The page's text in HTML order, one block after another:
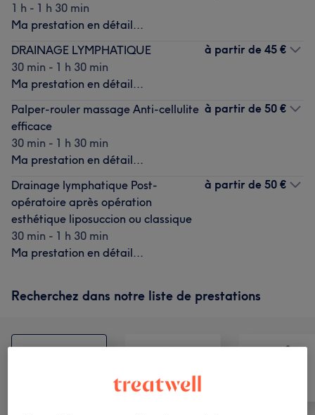
1 h - 1 h 30 min
Ma prestation en détail...
DRAINAGE LYMPHATIQUE
30 min - 1 h 30 min
Ma prestation en détail...
à partir de 45 €
Palper-rouler massage Anti-cellulite
efficace
30 min - 1 h 30 min
Ma prestation en détail...
à partir de 50 €
Drainage lymphatique Post-
opératoire après opération
esthétique liposuccion ou classique
30 min - 1 h 30 min
Ma prestation en détail...
à partir de 50 €
Recherchez dans notre liste de prestations
Visage